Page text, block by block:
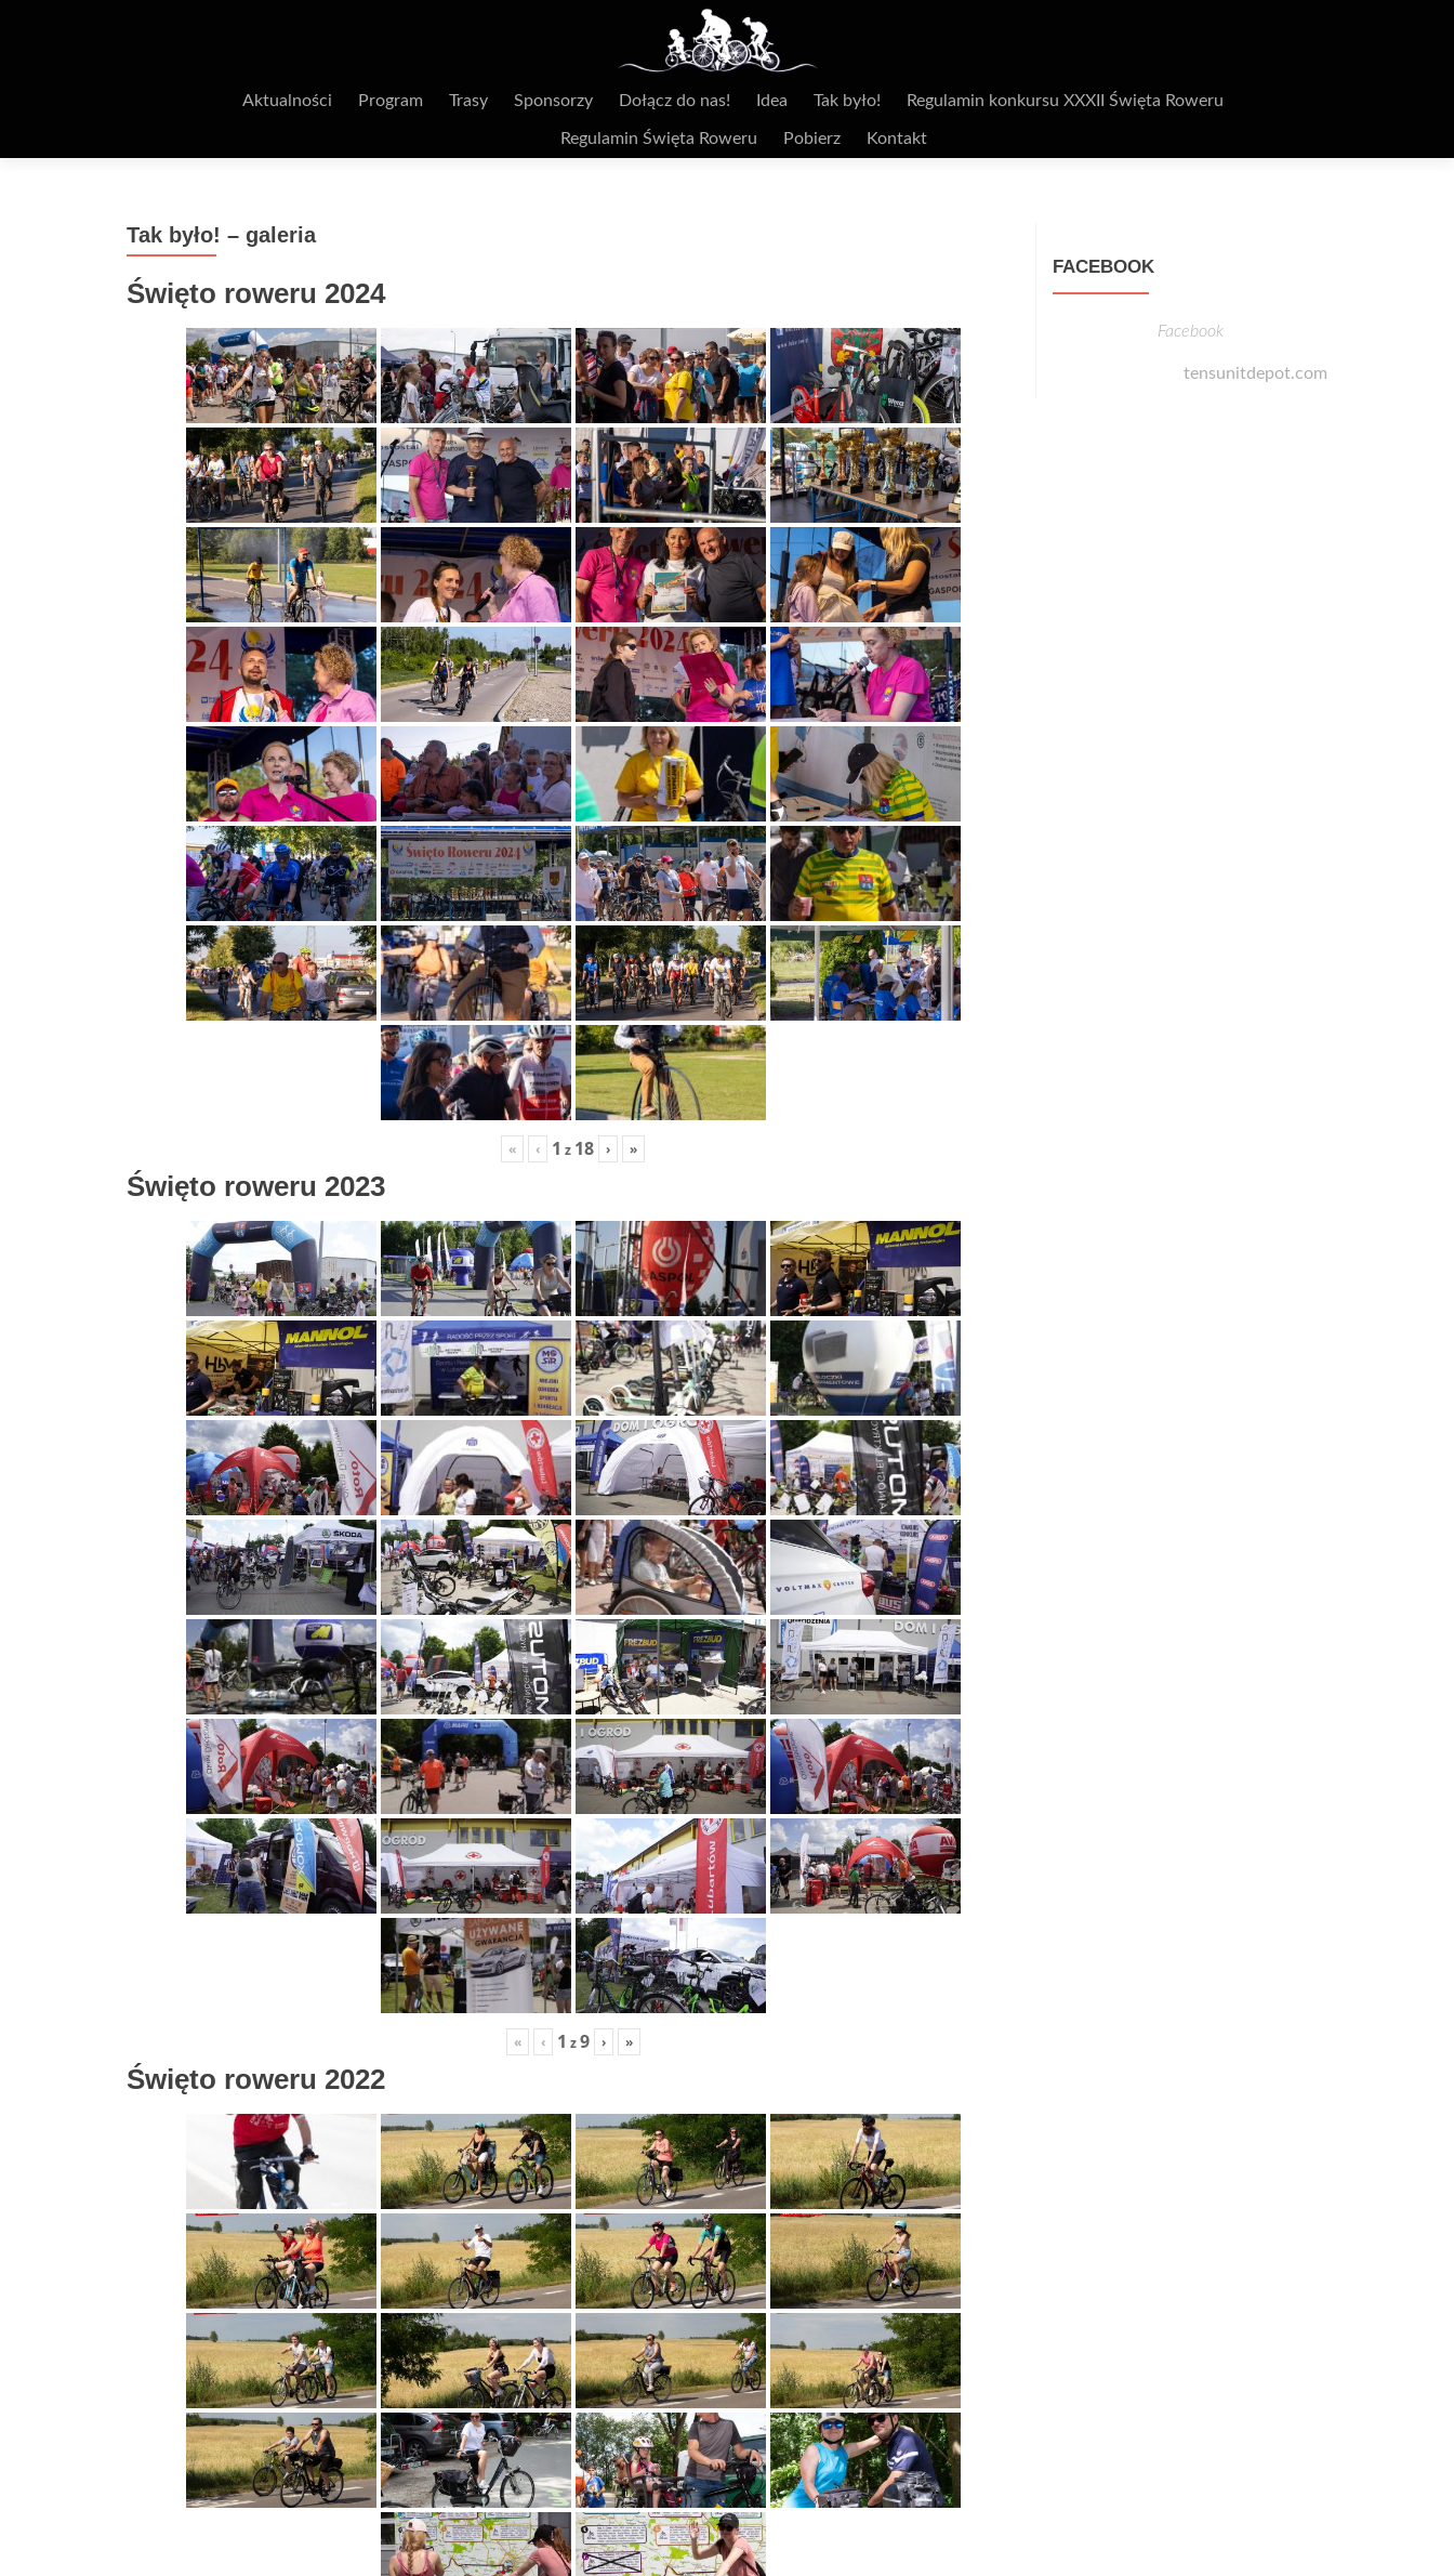
Aktualności Program Trasy Sponsorzy Dołącz do nas! Idea Tak było! Regulamin konkursu XXXII Święta Roweru
Regulamin Święta Roweru Pobierz Kontakt
Tak było! – galeria
Święto roweru 2024
« ‹ 1 z 18 › »
Święto roweru 2023
« ‹ 1 z9 › »
Święto roweru 2022
FACEBOOK
Facebook
tensunitdepot.com